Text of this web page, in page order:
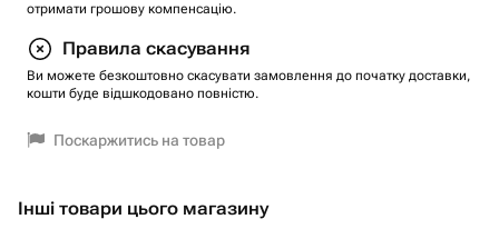
отримати грошову компенсацію.
Правила скасування
Ви можете безкоштовно скасувати замовлення до початку доставки,
кошти буде відшкодовано повністю.
Поскаржитись на товар
Інші товари цього магазину